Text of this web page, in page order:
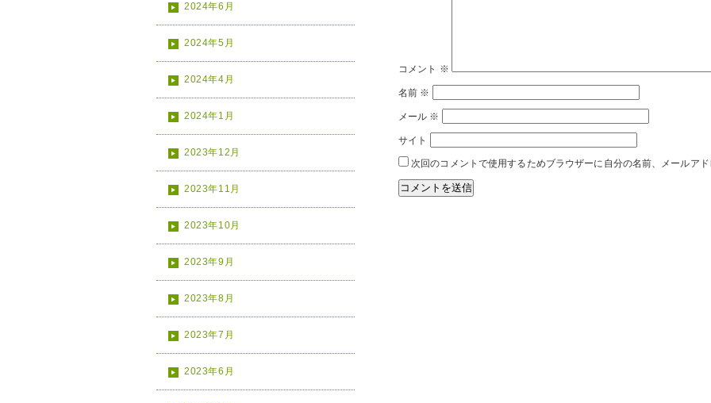
2024年6月
2024年5月
2024年4月
2024年1月
2023年12月
2023年11月
2023年10月
2023年9月
2023年8月
2023年7月
2023年6月
コメント ※
名前 ※
メール ※
サイト
次回のコメントで使用するためブラウザーに自分の名前、メールアド